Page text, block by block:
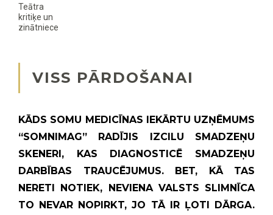
Teātra
kritiķe un
zinātniece
VISS PĀRDOŠANAI
KĀDS SOMU MEDICĪNAS IEKĀRTU UZŅĒMUMS
“SOMNIMAG” RADĪJIS IZCILU SMADZEŅU
SKENERI, KAS DIAGNOSTICĒ SMADZEŅU
DARBĪBAS TRAUCĒJUMUS. BET, KĀ TAS
NERETI NOTIEK, NEVIENA VALSTS SLIMNĪCA
TO NEVAR NOPIRKT, JO TĀ IR ĻOTI DĀRGA.